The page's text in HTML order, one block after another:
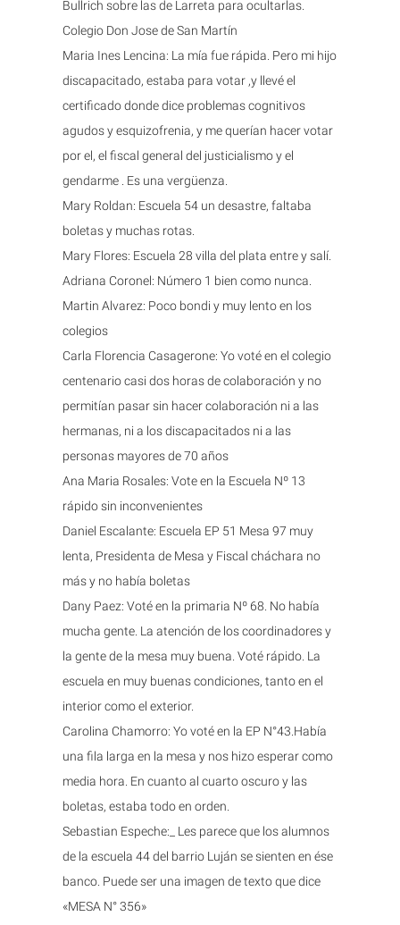
Bullrich sobre las de Larreta para ocultarlas.
Colegio Don Jose de San Martín
Maria Ines Lencina: La mía fue rápida. Pero mi hijo
discapacitado, estaba para votar ,y llevé el
certificado donde dice problemas cognitivos
agudos y esquizofrenia, y me querían hacer votar
por el, el fiscal general del justicialismo y el
gendarme . Es una vergüenza.
Mary Roldan: Escuela 54 un desastre, faltaba
boletas y muchas rotas.
Mary Flores: Escuela 28 villa del plata entre y salí.
Adriana Coronel: Número 1 bien como nunca.
Martin Alvarez: Poco bondi y muy lento en los
colegios
Carla Florencia Casagerone: Yo voté en el colegio
centenario casi dos horas de colaboración y no
permitían pasar sin hacer colaboración ni a las
hermanas, ni a los discapacitados ni a las
personas mayores de 70 años
Ana Maria Rosales: Vote en la Escuela Nº 13
rápido sin inconvenientes
Daniel Escalante: Escuela EP 51 Mesa 97 muy
lenta, Presidenta de Mesa y Fiscal cháchara no
más y no había boletas
Dany Paez: Voté en la primaria Nº 68. No había
mucha gente. La atención de los coordinadores y
la gente de la mesa muy buena. Voté rápido. La
escuela en muy buenas condiciones, tanto en el
interior como el exterior.
Carolina Chamorro: Yo voté en la EP N°43.Había
una fila larga en la mesa y nos hizo esperar como
media hora. En cuanto al cuarto oscuro y las
boletas, estaba todo en orden.
Sebastian Espeche:_ Les parece que los alumnos
de la escuela 44 del barrio Luján se sienten en ése
banco. Puede ser una imagen de texto que dice
«MESA N° 356»